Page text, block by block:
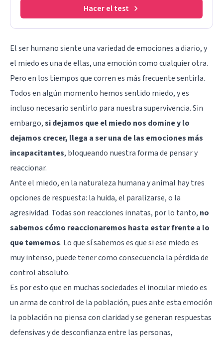
Hacer el test
El ser humano siente una variedad de emociones a diario, y
el miedo es una de ellas, una emoción como cualquier otra.
Pero en los tiempos que corren es más frecuente sentirla.
Todos en algún momento hemos sentido miedo, y es
incluso necesario sentirlo para nuestra supervivencia. Sin
embargo,si dejamos que el miedo nos domine y lo
dejamos crecer, llega a ser una de las emociones más
incapacitantes, bloqueando nuestra forma de pensar y
reaccionar.
Ante el miedo, en la naturaleza humana y animal hay tres
opciones de respuesta: la huida, el paralizarse, o la
agresividad. Todas son reacciones innatas, por lo tanto, no
sabemos cómo reaccionaremos hasta estar frente a lo
que tememos. Lo que sí sabemos es que si ese miedo es
muy intenso, puede tener como consecuencia la pérdida de
control absoluto.
Es por esto que en muchas sociedades el inocular miedo es
un arma de control de la población, pues ante esta emoción
la población no piensa con claridad y se generan respuestas
defensivas y de desconfianza entre las personas,